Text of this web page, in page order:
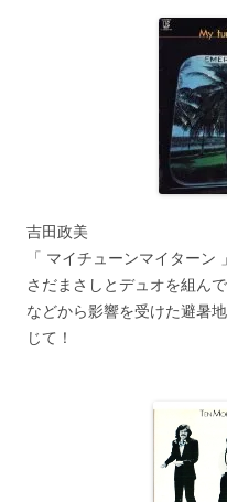
吉田政美
「 マイチューンマイターン 」
さだまさしとデュオを組ん
などから影響を受けた避暑
じて！